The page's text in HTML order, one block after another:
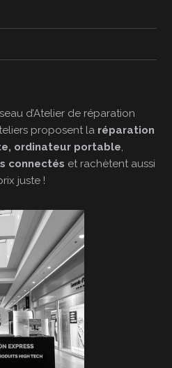
d’Atelier de réparation
proposent la réparation
ordinateur portable
connectés et rachètent aussi
juste !